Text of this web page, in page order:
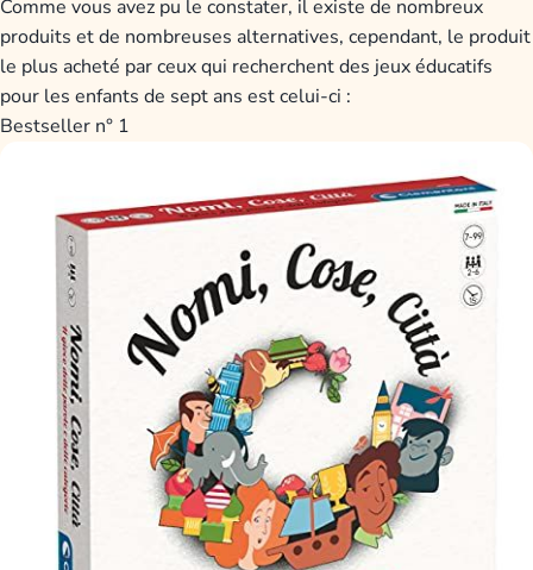
Comme vous avez pu le constater, il existe de nombreux
produits et de nombreuses alternatives, cependant, le produit
le plus acheté par ceux qui recherchent des jeux éducatifs
pour les enfants de sept ans est celui-ci :
Bestseller n° 1